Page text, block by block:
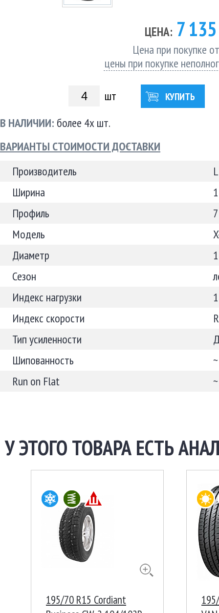
ЦЕНА: 7
Цена при покупке
цены при покупке
шт КУПИТЬ
В НАЛИЧИИ: более 4х шт.
ВАРИАНТЫ СТОИМОСТИ ДОСТАВКИ
Производитель
Ширина
Профиль
Модель
Диаметр
Сезон
Индекс нагрузки
Индекс скорости
R
Тип усиленности
Шипованность
~
Run on Flat
~
У ЭТОГО ТОВАРА ЕСТЬ
195/70 R15 Cordiant